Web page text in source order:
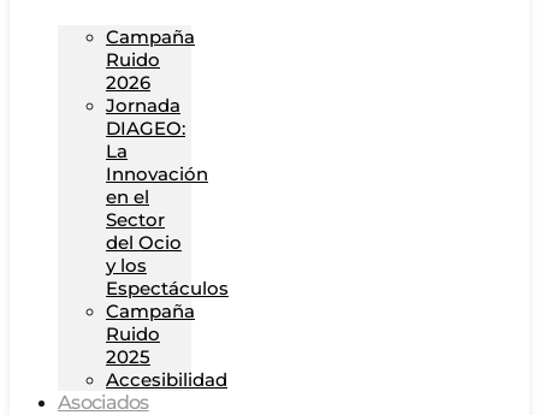
Campaña
Ruido
2026
Jornada
DIAGEO:
La
Innovación
en el
Sector
del Ocio
y los
Espectáculos
Campaña
Ruido
2025
Accesibilidad
Asociados